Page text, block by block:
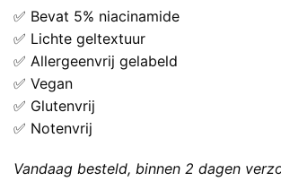
✅ Bevat 5% niacinamide
✅ Lichte geltextuur
✅ Allergeenvrij gelabeld
✅ Vegan
✅ Glutenvrij
✅ Notenvrij
Vandaag besteld, binnen 2 dagen